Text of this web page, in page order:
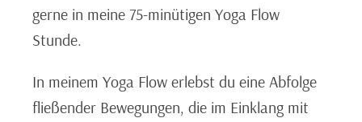
gerne in meine 75-minütigen Yoga Flow
Stunde.
In meinem Yoga Flow erlebst du eine Abfolge
fließender Bewegungen, die im Einklang mit